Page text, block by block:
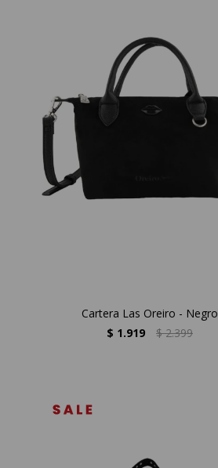
Cartera Las Oreiro - Negro
$ 1.919 $ 2.399